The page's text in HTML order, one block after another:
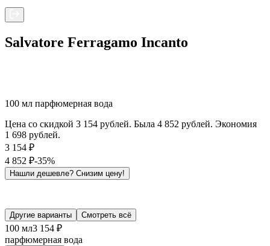
Salvatore Ferragamo Incanto
100 мл парфюмерная вода
Цена со скидкой 3 154 рублей. Была 4 852 рублей. Экономия
1 698 рублей.
3 154 ₽
4 852 ₽-35%
Нашли дешевле? Снизим цену!
Другие варианты Смотреть всё
100 мл3 154 ₽
парфюмерная вода